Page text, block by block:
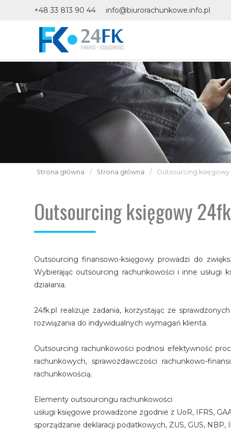
+48 33 813 90 44 info@biurorachunkowe.info.pl
Strona główna / Strona główna / Outsourcing księgowy
Outsourcing księgowy
Outsourcing finansowo-księgowy prowadzi do
Wybierając outsourcing rachunkowości i inne usługi
działania.
24fk.pl realizuje zadania, korzystając ze
rozwiązania do indywidualnych wymagań klienta.
Outsourcing rachunkowości podnosi efektywność
rachunkowych, sprawozdawczości rachunkowo-
rachunkowością.
Elementy outsourcingu rachunkowości
usługi księgowe prowadzone zgodnie z UoR, IFRS,
sporządzanie deklaracji podatkowych, ZUS, GUS, NBP,